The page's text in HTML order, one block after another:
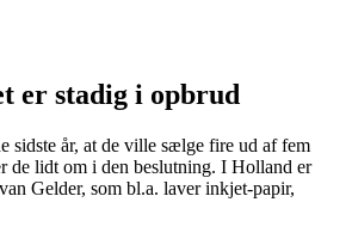
er stadig i opbrud
sidste år, at de ville sælge fire ud af fem
de lidt om i den beslutning. I Holland er
Gelder, som bl.a. laver inkjet-papir,